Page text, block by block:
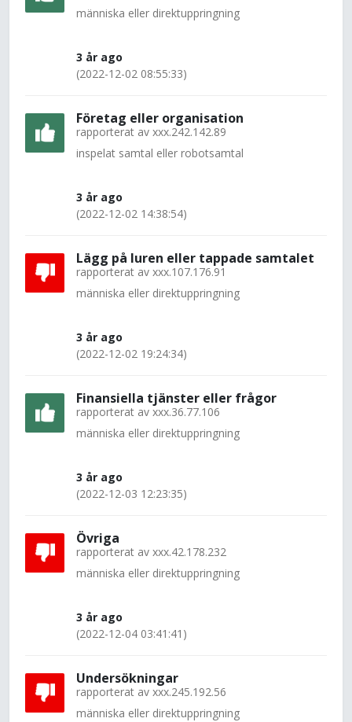
människa eller direktuppringning
3 år ago
(2022-12-02 08:55:33)
Företag eller organisation
rapporterat av xxx.242.142.89
inspelat samtal eller robotsamtal
3 år ago
(2022-12-02 14:38:54)
Lägg på luren eller tappade samtalet
rapporterat av xxx.107.176.91
människa eller direktuppringning
3 år ago
(2022-12-02 19:24:34)
Finansiella tjänster eller frågor
rapporterat av xxx.36.77.106
människa eller direktuppringning
3 år ago
(2022-12-03 12:23:35)
Övriga
rapporterat av xxx.42.178.232
människa eller direktuppringning
3 år ago
(2022-12-04 03:41:41)
Undersökningar
rapporterat av xxx.245.192.56
människa eller direktuppringning